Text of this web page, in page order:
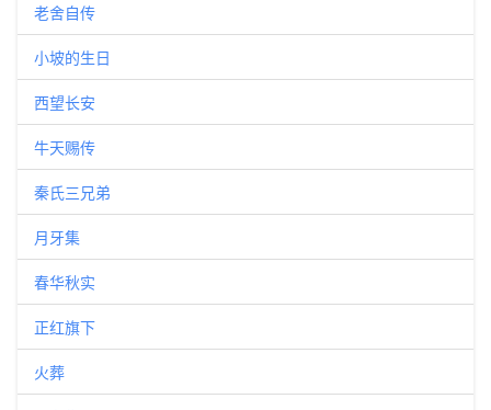
老舍自传
小坡的生日
西望长安
牛天赐传
秦氏三兄弟
月牙集
春华秋实
正红旗下
火葬